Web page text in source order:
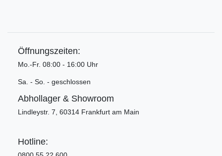
Öffnungszeiten:
Mo.-Fr. 08:00 - 16:00 Uhr
Sa. - So. - geschlossen
Abhollager & Showroom
Lindleystr. 7, 60314 Frankfurt am Main
Hotline: